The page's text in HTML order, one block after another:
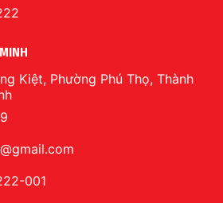
Kiệt, Phường Phú Thọ, Thành
001